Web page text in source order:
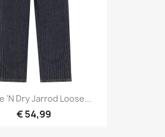
'N Dry Jarrod Loose...
€ 54,99